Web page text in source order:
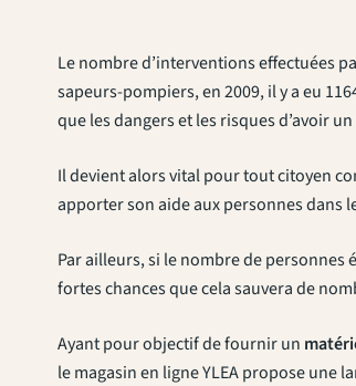
Le nombre d’interventions effectuées
sapeurs-pompiers, en 2009, il y a eu
que les dangers et les risques d’avoir
Il devient alors vital pour tout citoyen
apporter son aide aux personnes dans
Par ailleurs, si le nombre de personnes
fortes chances que cela sauvera de
Ayant pour objectif de fournir un
le magasin en ligne YLEA propose une